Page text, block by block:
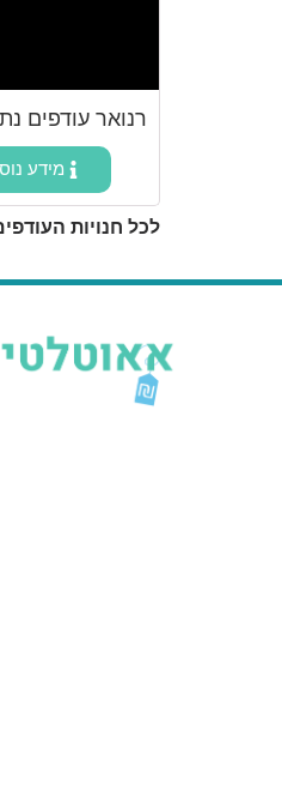
רנואר עודפים
מידע
לכל חנויות